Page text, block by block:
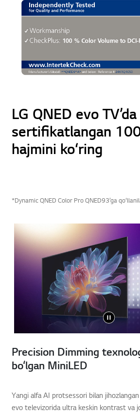
LG QNED evo TV’da
sertifikatlangan
hajmini ko‘ring
*Dynamic QNED Color Pro QNED93’ga
Precision Dimming
bo‘lgan MiniLED
Yangi alfa AI protsessori bilan
evo televizorida ultra keskin kontrast va